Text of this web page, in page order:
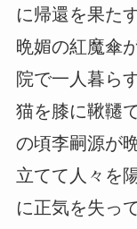
に帰還を果た
晩媚の紅魔傘
院で一人暮ら
猫を膝に鞦韆
の頃李嗣源が
立てて人々を
に正気を失っ